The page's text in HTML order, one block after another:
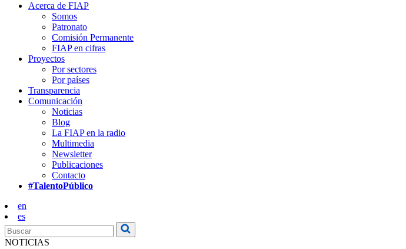
Acerca de FIAP
Somos
Patronato
Comisión Permanente
FIAP en cifras
Proyectos
Por sectores
Por países
Transparencia
Comunicación
Noticias
Blog
La FIAP en la radio
Multimedia
Newsletter
Publicaciones
Contacto
#TalentoPúblico
en
es
NOTICIAS